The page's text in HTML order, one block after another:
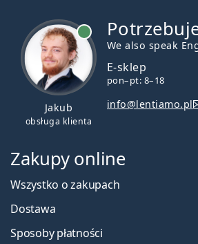
Jakub
obsługa klienta
We also speak
E-sklep
pon–pt: 8–18
info@lentiamo.pl
Zakupy online
Wszystko o zakupach
Dostawa
Sposoby płatności